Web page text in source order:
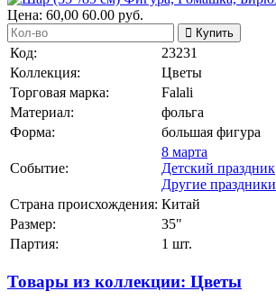
Цена: 60,00 60.00 руб.
Купить
Код:
23231
Коллекция:
Цветы
Торговая марка:
Falali
Материал:
фольга
Форма:
большая фигура
Событие:
8 марта
Детский праздник
Другие праздники
Страна происхождения: Китай
Размер:
35"
Партия:
1 шт.
Товары из коллекции: Цветы